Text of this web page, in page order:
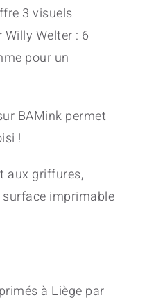
3 visuels
Welter : 6
pour un
BAMink permet
!
aux griffures,
imprimable
à Liège par